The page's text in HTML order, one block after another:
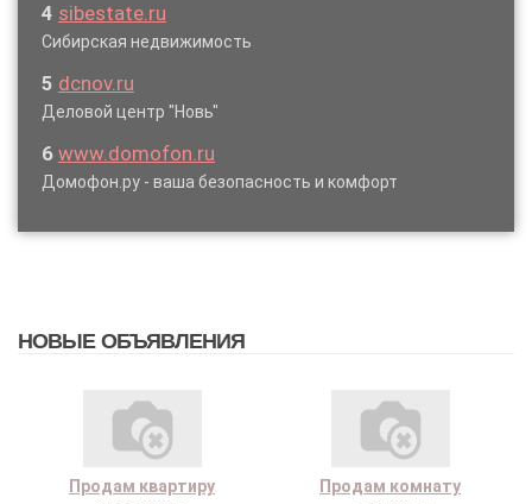
4 sibestate.ru
Сибирская недвижимость
5 dcnov.ru
Деловой центр "Новь"
6 www.domofon.ru
Домофон.ру - ваша безопасность и комфорт
НОВЫЕ ОБЪЯВЛЕНИЯ
Продам квартиру
Продам комнату